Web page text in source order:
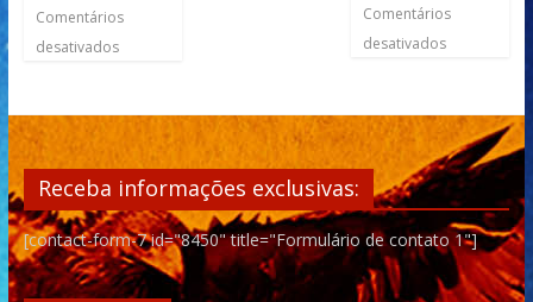
Comentários
desativados
Comentários
desativados
Receba informações exclusivas:
[contact-form-7 id="8450" title="Formulário de contato 1"]